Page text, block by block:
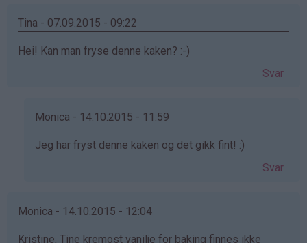
Tina - 07.09.2015 - 09:22
Hei! Kan man fryse denne kaken? :-)
Svar
Monica - 14.10.2015 - 11:59
Som
Tina
Jeg har fryst denne kaken og det gikk fint! :)
Svar
Monica - 14.10.2015 - 12:04
Kristine, Tine kremost vanilje for baking finnes ikke